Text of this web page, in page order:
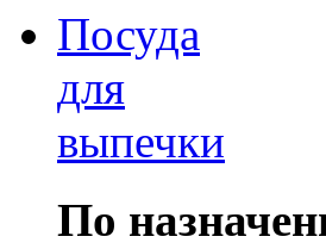
Посуда
для
выпечки
По